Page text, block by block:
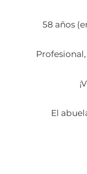
58 años
El